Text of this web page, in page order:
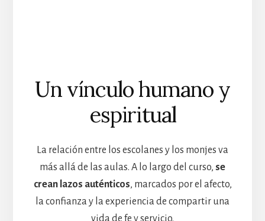
Un vínculo humano y
espiritual
La relación entre los escolanes y los monjes va
más allá de las aulas. A lo largo del curso, se
crean lazos auténticos, marcados por el afecto,
la confianza y la experiencia de compartir una
vida de fe y servicio.